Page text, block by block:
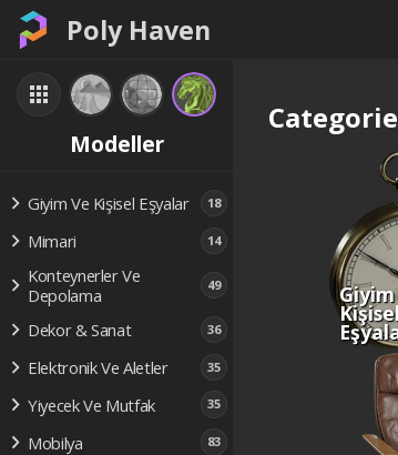
Poly Haven
Modeller
Giyim Ve Kişisel Eşyalar 18
Mimari 14
Konteynerler Ve
Depolama
49
Dekor & Sanat 36
Elektronik Ve Aletler 35
Yiyecek Ve Mutfak 35
Mobilya 83
Giyim